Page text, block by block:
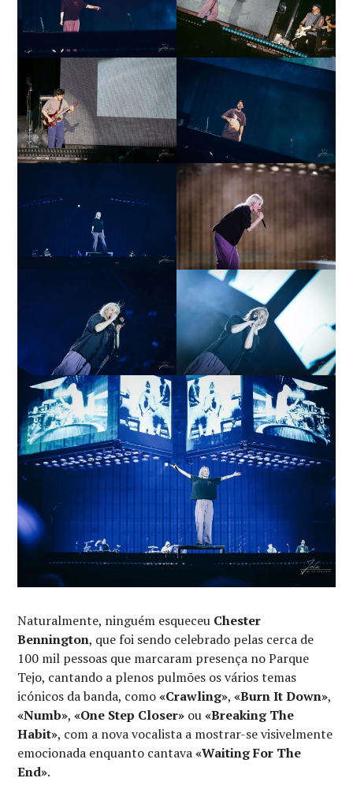
Naturalmente, ninguém esqueceu Chester
Bennington, que foi sendo celebrado pelas cerca de
100 mil pessoas que marcaram presença no Parque
Tejo, cantando a plenos pulmões os vários temas
icónicos da banda, como«Crawling»,«Burn It Down»,
«Numb»,«One Step Closer» ou«Breaking The
Habit», com a nova vocalista a mostrar-se visivelmente
emocionada enquanto cantava«Waiting For The
End».